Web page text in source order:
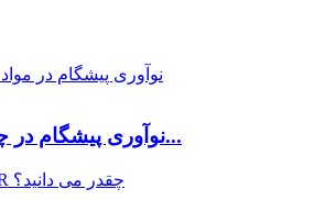
لنزهای MR: نوآوری پیشگام در چشم...